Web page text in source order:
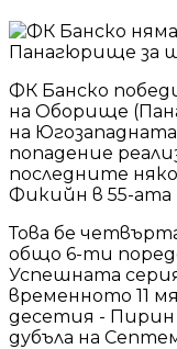
ФК Банско
на Оборище
на
попадение
последните
Фикийн в 55-ата
Това бе
общо 6-ти
Успешната
временното 11
десетия -
дубъла на